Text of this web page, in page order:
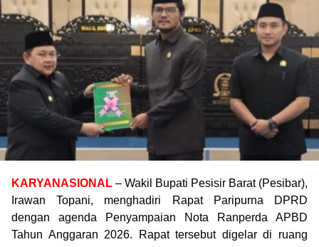
KARYANASIONAL – Wakil Bupati Pesisir Barat (Pesibar),
Irawan Topani, menghadiri Rapat Paripurna DPRD
dengan agenda Penyampaian Nota Ranperda APBD
Tahun Anggaran 2026. Rapat tersebut digelar di ruang